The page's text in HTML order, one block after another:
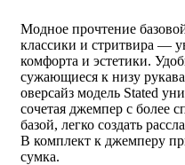
Модное прочтение
классики и стритвира —
комфорта и эстетики.
сужающиеся к низу
оверсайз модель Stated
сочетая джемпер с более
базой, легко создать
В комплект к джемперу
сумка.